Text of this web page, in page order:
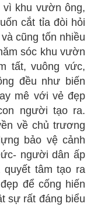
vì khu vườn ông,
cắt tỉa đòi hỏi
cũng tốn nhiều
sóc khu vườn
tất, vuông vức,
đều như biến
mê với vẻ đẹp
người tạo ra.
về chủ trương
bảo vệ cảnh
người dân ấp
tâm tạo ra
để cống hiến
sự rất đáng biểu